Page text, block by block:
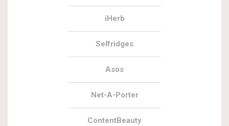
iHerb
Selfridges
Asos
Net-A-Porter
ContentBeauty